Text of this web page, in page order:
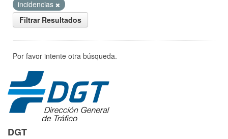
incidencias
Filtrar Resultados
Por favor intente otra búsqueda.
DGT